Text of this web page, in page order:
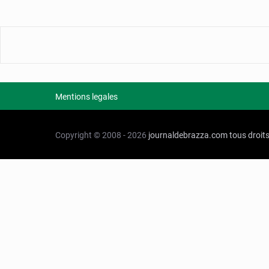
Mentions legales
Copyright © 2008 - 2026 journaldebrazza.comtous